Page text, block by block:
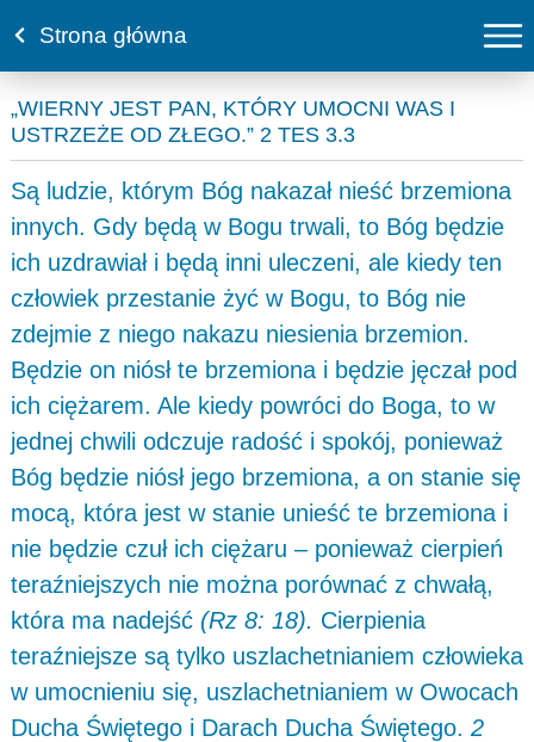
Strona główna
„WIERNY JEST PAN, KTÓRY UMOCNI WAS I
USTRZEŻE OD ZŁEGO.” 2 TES 3.3
Są ludzie, którym Bóg nakazał nieść brzemiona
innych. Gdy będą w Bogu trwali, to Bóg będzie
ich uzdrawiał i będą inni uleczeni, ale kiedy ten
człowiek przestanie żyć w Bogu, to Bóg nie
zdejmie z niego nakazu niesienia brzemion.
Będzie on niósł te brzemiona i będzie jęczał pod
ich ciężarem. Ale kiedy powróci do Boga, to w
jednej chwili odczuje radość i spokój, ponieważ
Bóg będzie niósł jego brzemiona, a on stanie się
mocą, która jest w stanie unieść te brzemiona i
nie będzie czuł ich ciężaru – ponieważ cierpień
teraźniejszych nie można porównać z chwałą,
która ma nadejść (Rz 8: 18). Cierpienia
teraźniejsze są tylko uszlachetnianiem człowieka
w umocnieniu się, uszlachetnianiem w Owocach
Ducha Świętego i Darach Ducha Świętego. 2